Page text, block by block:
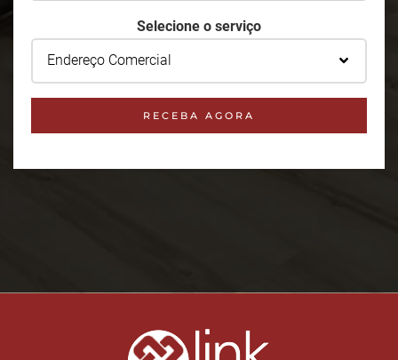
Selecione o serviço
Endereço Comercial
RECEBA AGORA